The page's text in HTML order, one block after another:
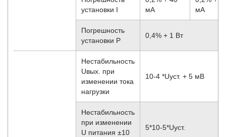
установки I
мА
мА
Погрешность
установки P
0,4% + 1 Вт
Нестабильность
Uвых. при
изменении тока
нагрузки
10-4 *Uуст. + 5 мВ
Нестабильность
при изменении
U питания ±10
5*10-5*Uуст.